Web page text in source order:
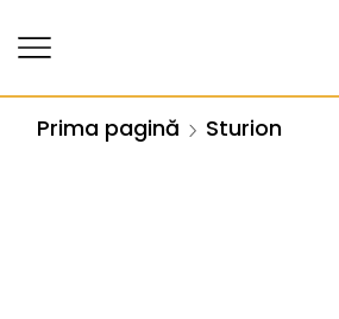
Prima pagină Sturion